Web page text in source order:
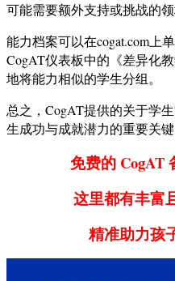
可能需要额外支持或挑战的
能力档案可以在cogat.com上
CogAT仪表板中的《差异化
地将能力相似的学生分组。
总之，CogAT提供的关于学
生成功与成就潜力的重要关键
免费的 CogAT
这里都有丰富
精准助力孩